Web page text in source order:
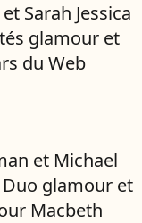
Sarah Jessica
glamour et
du Web
et Michael
Duo glamour et
Macbeth